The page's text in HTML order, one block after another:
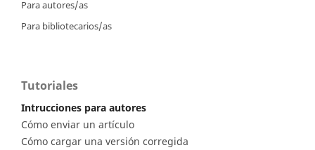
Para autores/as
Para bibliotecarios/as
Tutoriales
Intrucciones para autores
Cómo enviar un artículo
Cómo cargar una versión corregida